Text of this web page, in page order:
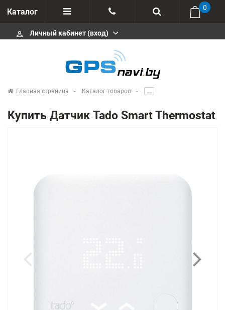
Каталог
Отзывы
+375 291646666
msa333
info@gpsnavi.by
0
perm_identity Личный кабинет (вход)
Главная страница Каталог товаров .....
Купить Датчик Tado Smart Thermostat